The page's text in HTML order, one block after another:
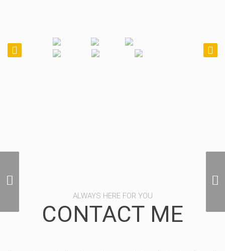
ALWAYS HERE FOR YOU
CONTACT ME